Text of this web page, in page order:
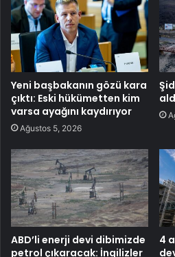
Yeni başbakanın gözü kara
çıktı: Eski hükümetten kim
varsa ayağını kaydırıyor
Ağustos 5, 2026
ABD’li enerji devi dibimizde
petrol çıkaracak: İngilizler
4